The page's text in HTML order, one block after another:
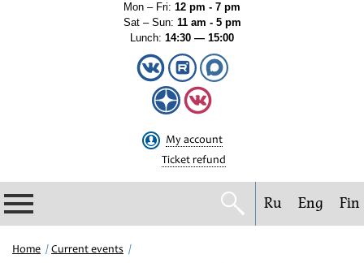
Mon – Fri: 12 pm - 7 pm
Sat – Sun: 11 am - 5 pm
Lunch: 14:30 — 15:00
My account
Ticket refund
Philharmonic
Ru Eng Fin
Home Current events